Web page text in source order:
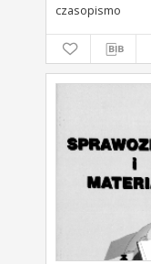
czasopismo